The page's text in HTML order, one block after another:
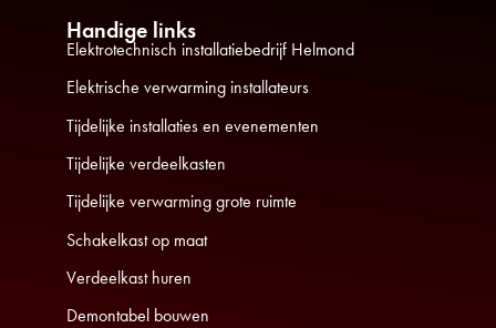
Handige links
Elektrotechnisch installatiebedrijf Helmond
Elektrische verwarming installateurs
Tijdelijke installaties en evenementen
Tijdelijke verdeelkasten
Tijdelijke verwarming grote ruimte
Schakelkast op maat
Verdeelkast huren
Demontabel bouwen